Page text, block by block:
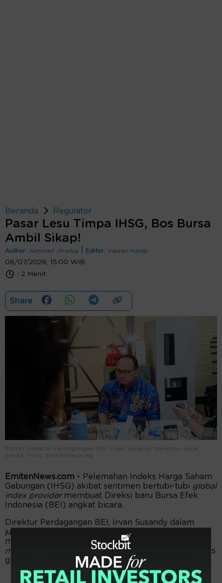
Beranda Regulator
Pasar Lesu Timpa IHSG, Bos Bursa
Ambil Sikap!
Author: Akhmad Jiharka Editor: Irawan Hadip
08/07/2026, 15:00 WIB
: 2 Menit
Share
Potret Direktur Perdagangan BEI, Irvan Susandy menemui awak
media. Foto: EmitenNews/Aji.
EmitenNews.com - Pelemahan Indeks Harga Saham
Gabungan (IHSG) akibat sentimen bertubi-tubi global
index providermembuat Direksi baru Bursa Efek
Indonesia (BEI) angkat bicara.
Direktur Perdagangan BEI, Irvan Susandy dalam
jumpa pers, Rabu (8/7/2026) BEI berkomitmen
menjaga status Indonesia tetap di kelas
market
di tengah ancaman penurunan dari dua indeks
global MSCI dan S&P DJI.